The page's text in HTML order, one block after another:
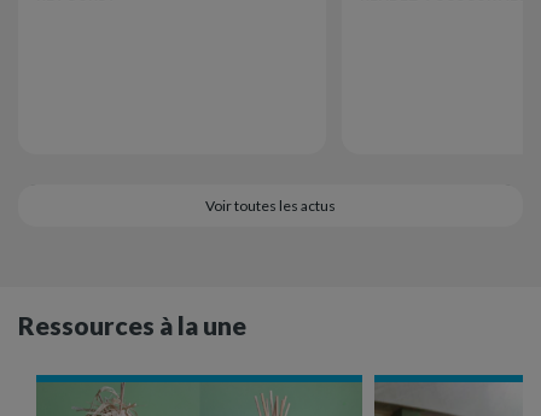
Voir toutes les actus
Ressources à la une